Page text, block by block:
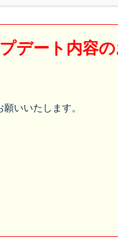
デート内容
いいたします。